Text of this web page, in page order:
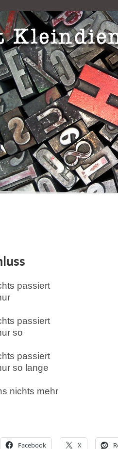
passiert
passiert
so
passiert
so lange
nichts mehr
Facebook X